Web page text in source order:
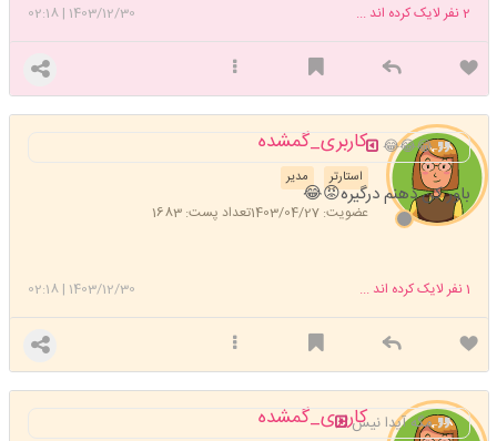
1403/12/30
|
02:18 2نفر لایک کرده اند ...
کاربری_گمشده
مدیر استارتر
عضویت: 1403/04/27 تعداد پست: 1683
😂😂😂
باور کن ذهنم درگیره😡😂
1403/12/30
|
02:18 1نفر لایک کرده اند ...
کاربری_گمشدهمگه آیدا نیس